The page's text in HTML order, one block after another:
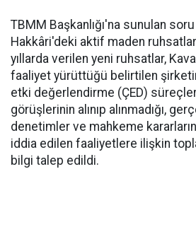
TBMM Başkanlığı'na sunulan
Hakkâri'deki aktif maden
yıllarda verilen yeni ruhsatlar,
faaliyet yürüttüğü belirtilen
etki değerlendirme (ÇED)
görüşlerinin alınıp alınmadığı,
denetimler ve mahkeme
iddia edilen faaliyetlere ilişkin
bilgi talep edildi.